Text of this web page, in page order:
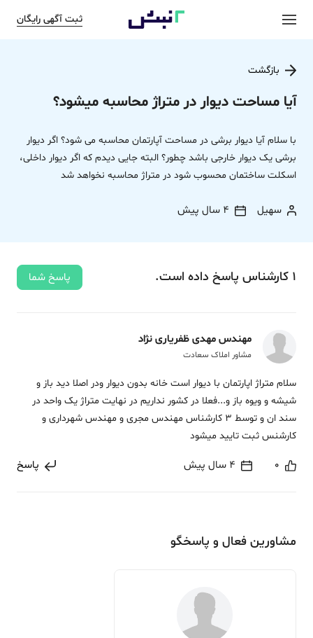
ثبت آگهی رایگان
بازگشت
آیا مساحت دیوار در متراژ محاسبه میشود؟
با سلام آیا دیوار برشی در مساحت آپارتمان محاسبه می شود؟ اگر دیوار
برشی یک دیوار خارجی باشد چطور؟ البته جایی دیدم که اگر دیوار داخلی،
اسکلت ساختمان محسوب شود در متراژ محاسبه نخواهد شد
سهیل 4 سال پیش
1 کارشناس پاسخ داده‌ است. پاسخ شما
مهندس مهدی ظفریاری نژاد
مشاور املاک سعادت
سلام متراژ اپارتمان با دیوار است خانه بدون دیوار ودر اصلا دید باز و
شیشه و ویوه باز و...فعلا در کشور نداریم در نهایت متراژ یک واحد در
سند ان و توسط 3 کارشناس مهندس مجری و مهندس شهرداری و
کارشنس ثبت تایید میشود
0 4 سال پیش پاسخ
مشاورین فعال و پاسخگو